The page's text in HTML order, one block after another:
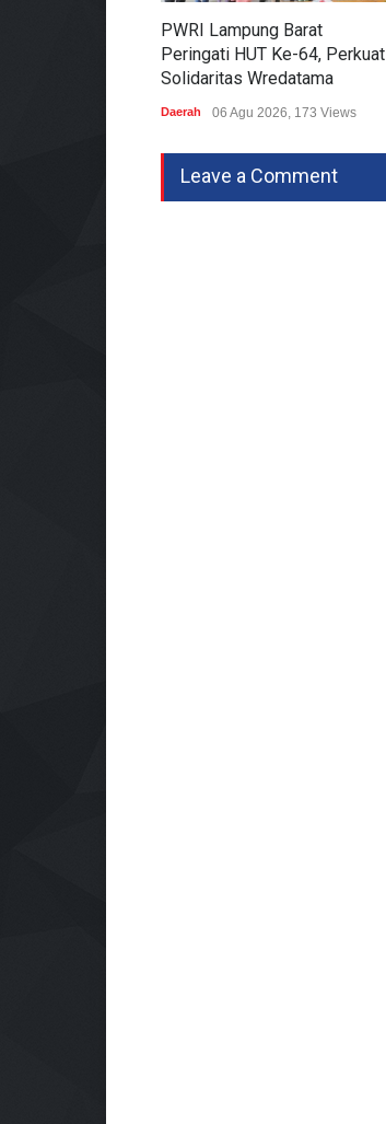
PWRI Lampung Barat
Peringati HUT Ke-64, Perkuat
Solidaritas Wredatama
Daerah 06 Agu 2026, 173 Views
Leave a Comment